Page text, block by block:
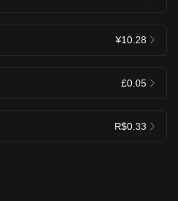
¥10.28
£0.05
R$0.33